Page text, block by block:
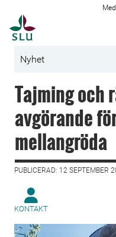
Nyhet
Tajming och
avgörande
mellangröda
PUBLICERAD: 12 SEPTEMBER
KONTAKT